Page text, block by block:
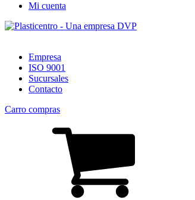
Mi cuenta
Empresa
ISO 9001
Sucursales
Contacto
Carro compras